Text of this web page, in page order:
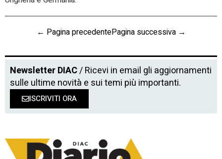
← Pagina precedentePagina successiva →
Newsletter DIAC/ Ricevi in email gli aggiornamenti
sulle ultime novità e sui temi più importanti.
ISCRIVITI ORA